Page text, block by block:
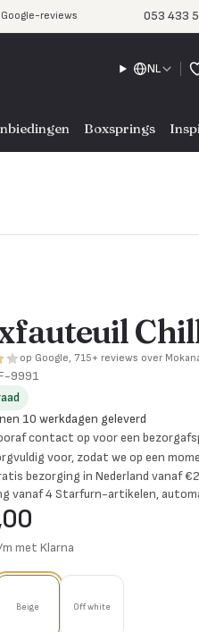
Google-reviews 053 433
NL
Boxsprings
op Google, 715+ reviews over
9991
10 werkdagen geleverd
contact op voor een
voor, zodat we op een
bezorging in Nederland vanaf
vanaf 4 Starfurn-artikelen,
met Klarna
Beige Off white